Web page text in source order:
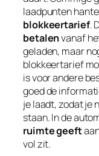
laadpunten
blokkeertarief.
betalenvanaf
geladen, maar
blokkeertarief
is voor andere
goed de
je laadt, zodat je
staan. In de
ruimte geeft
vol zit.